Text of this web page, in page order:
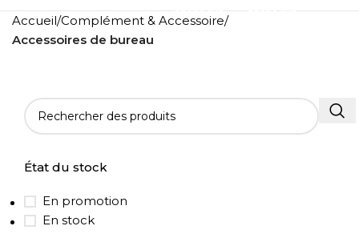
Accueil Complément & Accessoire
Accessoires de bureau
État du stock
En promotion
En stock